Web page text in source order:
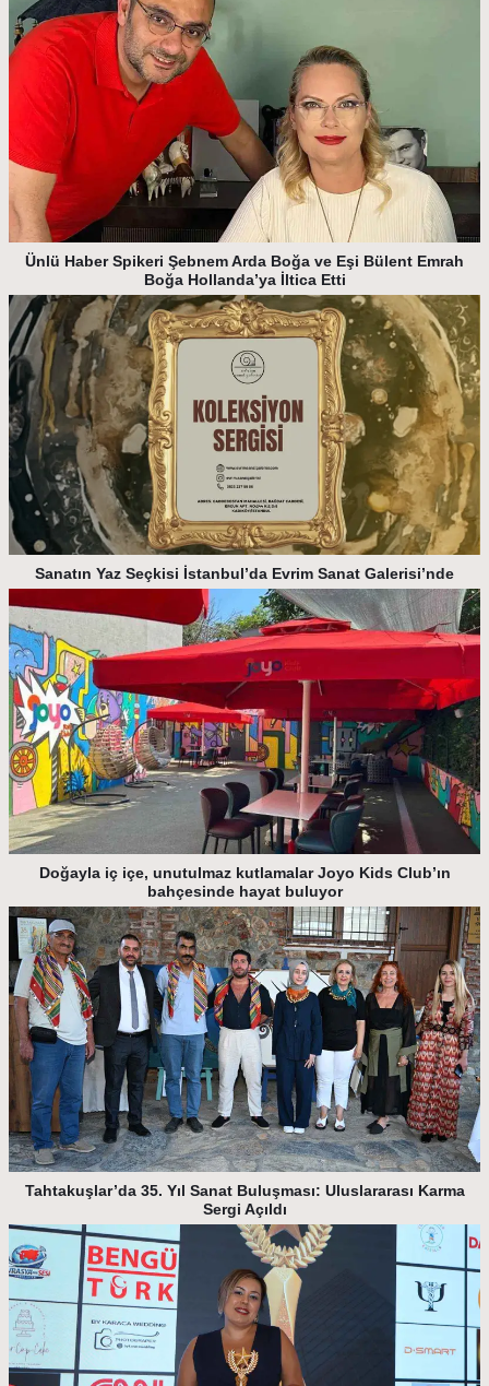
Ünlü Haber Spikeri Şebnem Arda Boğa ve Eşi Bülent Emrah
Boğa Hollanda’ya İltica Etti
Sanatın Yaz Seçkisi İstanbul’da Evrim Sanat Galerisi’nde
Doğayla iç içe, unutulmaz kutlamalar Joyo Kids Club’ın
bahçesinde hayat buluyor
Tahtakuşlar’da 35. Yıl Sanat Buluşması: Uluslararası Karma
Sergi Açıldı